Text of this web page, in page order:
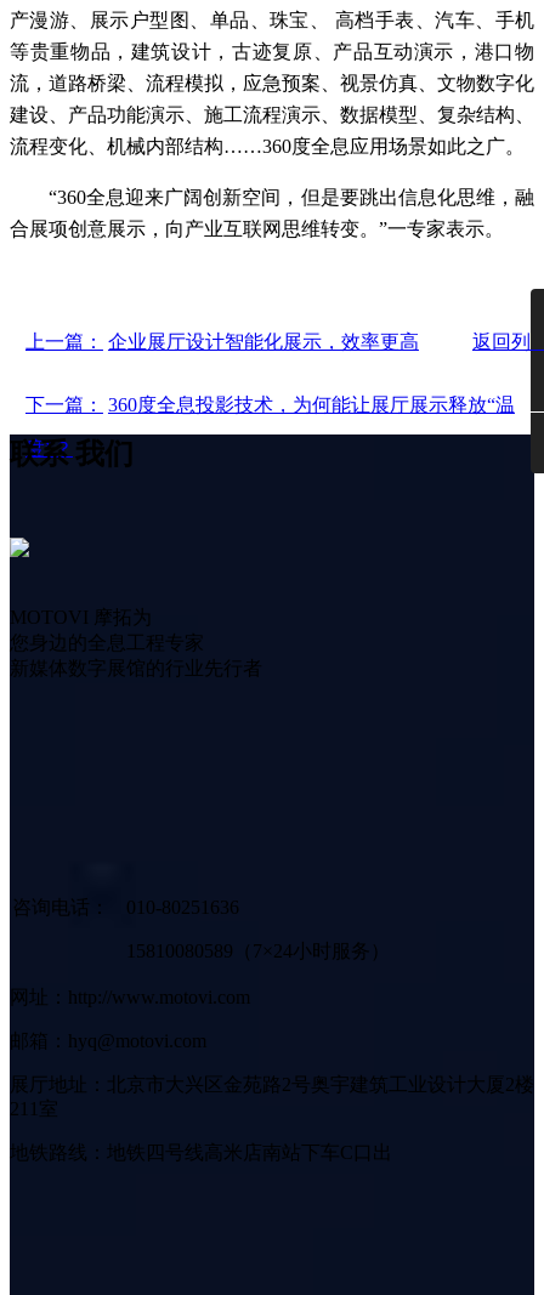
产漫游、展示户型图、单品、珠宝、 高档手表、汽车、手机
等贵重物品，建筑设计，古迹复原、产品互动演示，港口物
流，道路桥梁、流程模拟，应急预案、视景仿真、文物数字化
建设、产品功能演示、施工流程演示、数据模型、复杂结构、
流程变化、机械内部结构……360度全息应用场景如此之广。
“360全息迎来广阔创新空间，但是要跳出信息化思维，融
合展项创意展示，向产业互联网思维转变。”一专家表示。
上一篇： 企业展厅设计智能化展示，效率更高 返回列
下一篇： 360度全息投影技术，为何能让展厅展示释放“温
度”？
联系我们
MOTOVI 摩拓为
您身边的全息工程专家
新媒体数字展馆的行业先行者
咨询电话： 010-80251636
15810080589（7×24小时服务）
网址：http://www.motovi.com
邮箱：hyq@motovi.com
展厅地址：北京市大兴区金苑路2号奥宇建筑工业设计大厦2楼
211室
地铁路线：地铁四号线高米店南站下车C口出